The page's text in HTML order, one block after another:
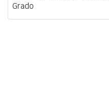
Grado